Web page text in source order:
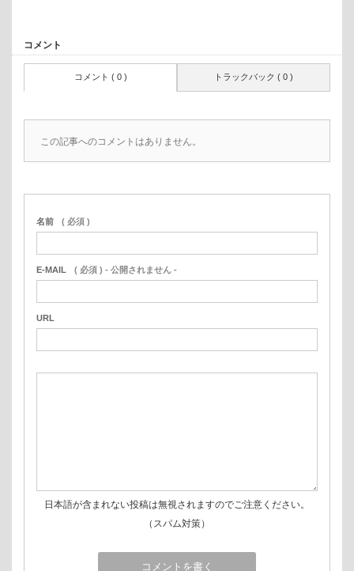
コメント
コメント ( 0 ) トラックバック ( 0 )
この記事へのコメントはありません。
名前 ( 必須 )
E-MAIL ( 必須 ) - 公開されません -
URL
日本語が含まれない投稿は無視されますのでご注意ください。
（スパム対策）